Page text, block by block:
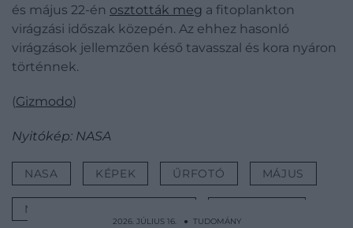
és május 22-én osztották meg a fitoplankton
virágzási időszak közepén. Az ehhez hasonló
virágzások jellemzően késő tavasszal és kora nyáron
történnek.
(Gizmodo)
Nyitókép: NASA
NASA KÉPEK ŰRFOTÓ MÁJUS
NEMZETKÖZI ŰRÁLLOMÁS
2026. JÚLIUS 16. ● TUDOMÁNY